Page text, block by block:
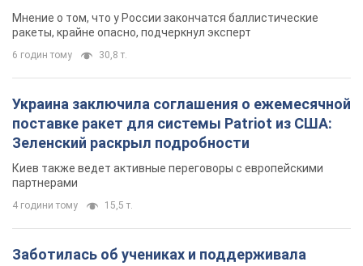
Мнение о том, что у России закончатся баллистические
ракеты, крайне опасно, подчеркнул эксперт
6 годин тому 30,8 т.
Украина заключила соглашения о ежемесячной
поставке ракет для системы Patriot из США:
Зеленский раскрыл подробности
Киев также ведет активные переговоры с европейскими
партнерами
4 години тому 15,5 т.
Заботилась об учениках и поддерживала